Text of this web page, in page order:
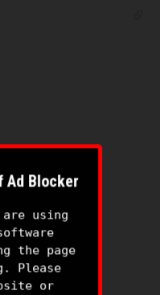
Ad Blocker
using
the page
Please
or